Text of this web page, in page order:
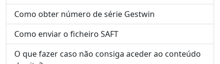
Como obter número de série Gestwin
Como enviar o ficheiro SAFT
O que fazer caso não consiga aceder ao conteúdo